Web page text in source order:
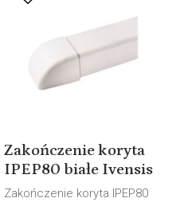
Zakończenie koryta
IPEP80 białe Ivensis
Zakończenie koryta IPEP80